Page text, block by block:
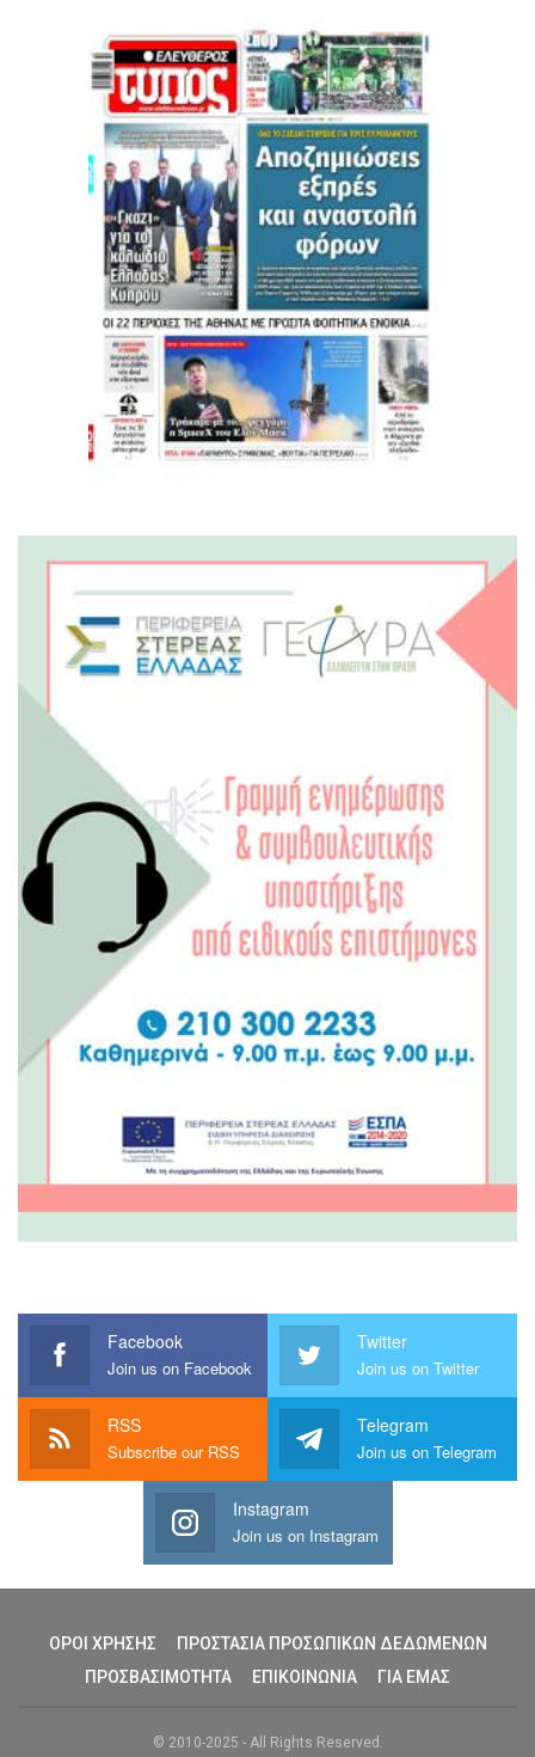
Facebook
Join us on Facebook
Twitter
Join us on Twitter
RSS
Subscribe our RSS
Telegram
Join us on Telegram
Instagram
Join us on Instagram
ΟΡΟΙ ΧΡΗΣΗΣ
ΠΡΟΣΤΑΣΙΑ ΠΡΟΣΩΠΙΚΩΝ ΔΕΔΩΜΕΝΩΝ
ΠΡΟΣΒΑΣΙΜΟΤΗΤΑ
ΕΠΙΚΟΙΝΩΝΙΑ ΓΙΑ ΕΜΑΣ
© 2010-2025 - All Rights Reserved.